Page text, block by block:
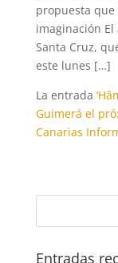
propuesta
imaginación
Santa Cruz,
este lunes […]
La entrada
Guimerá el
Canarias
Entradas